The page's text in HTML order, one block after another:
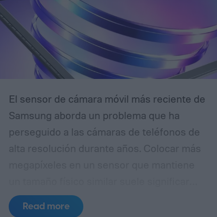
El sensor de cámara móvil más reciente de
Samsung aborda un problema que ha
perseguido a las cámaras de teléfonos de
alta resolución durante años. Colocar más
reducir cada píxel, lo que limita la cantidad
de luz que puede capturar. El ISOCELL
Read more